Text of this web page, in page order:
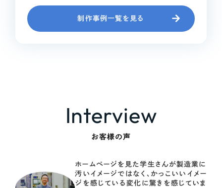
制作事例一覧を見る
Interview
お客様の声
ホームページを見た学生さんが製造業に
汚いイメージではなく、かっこいいイメー
ジを感じている変化に驚きを感じていま